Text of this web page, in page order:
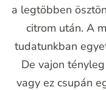
a legtöbben
citrom után. A
tudatunkban
De vajon
vagy ez csupán